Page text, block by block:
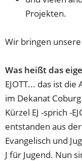
Projekten.
Wir bringen
Was heißt das
EJOTT... das ist
im Dekanat
Kürzel EJ -sprich -
entstanden aus
Evangelisch und
J für Jugend. Nun